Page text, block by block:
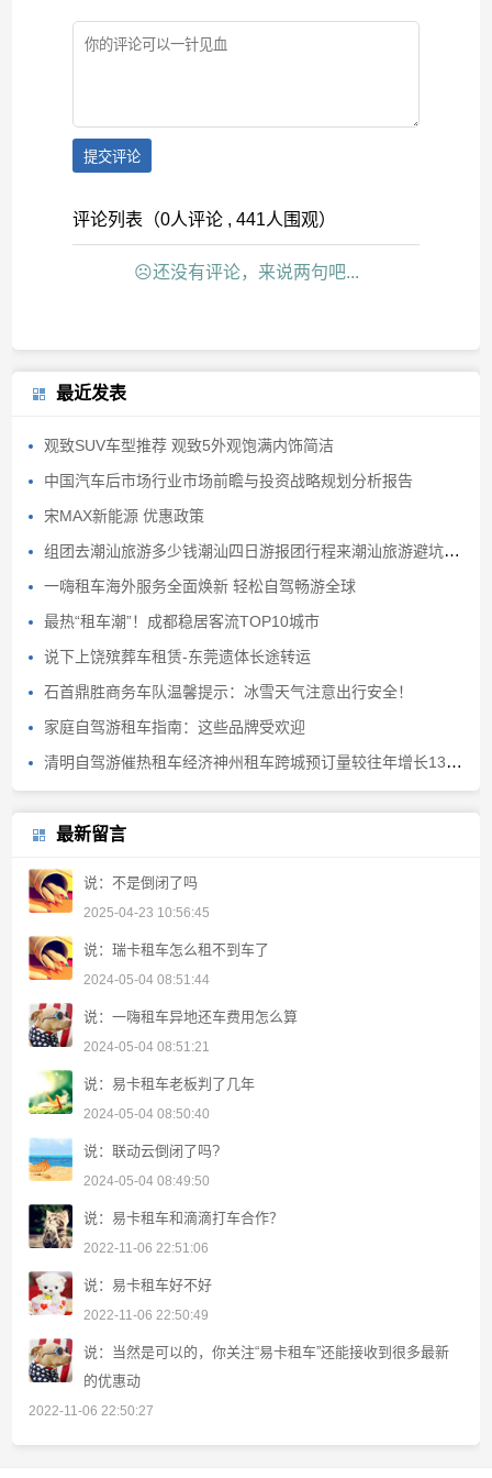
提交评论
评论列表（0人评论 , 441人围观）
☹还没有评论，来说两句吧...
最近发表
观致SUV车型推荐 观致5外观饱满内饰简洁
中国汽车后市场行业市场前瞻与投资战略规划分析报告
宋MAX新能源 优惠政策
组团去潮汕旅游多少钱潮汕四日游报团行程来潮汕旅游避坑避雷
一嗨租车海外服务全面焕新 轻松自驾畅游全球
最热“租车潮”！成都稳居客流TOP10城市
说下上饶殡葬车租赁-东莞遗体长途转运
石首鼎胜商务车队温馨提示：冰雪天气注意出行安全！
家庭自驾游租车指南：这些品牌受欢迎
清明自驾游催热租车经济神州租车跨城预订量较往年增长130%
最新留言
说：不是倒闭了吗
2025-04-23 10:56:45
说：瑞卡租车怎么租不到车了
2024-05-04 08:51:44
说：一嗨租车异地还车费用怎么算
2024-05-04 08:51:21
说：易卡租车老板判了几年
2024-05-04 08:50:40
说：联动云倒闭了吗?
2024-05-04 08:49:50
说：易卡租车和滴滴打车合作？
2022-11-06 22:51:06
说：易卡租车好不好
2022-11-06 22:50:49
说：当然是可以的，你关注“易卡租车”还能接收到很多最新
的优惠动
2022-11-06 22:50:27